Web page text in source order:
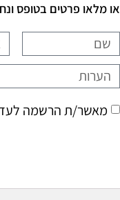
או מלאו פרטים בטופס
מאשר/ת הרשמה